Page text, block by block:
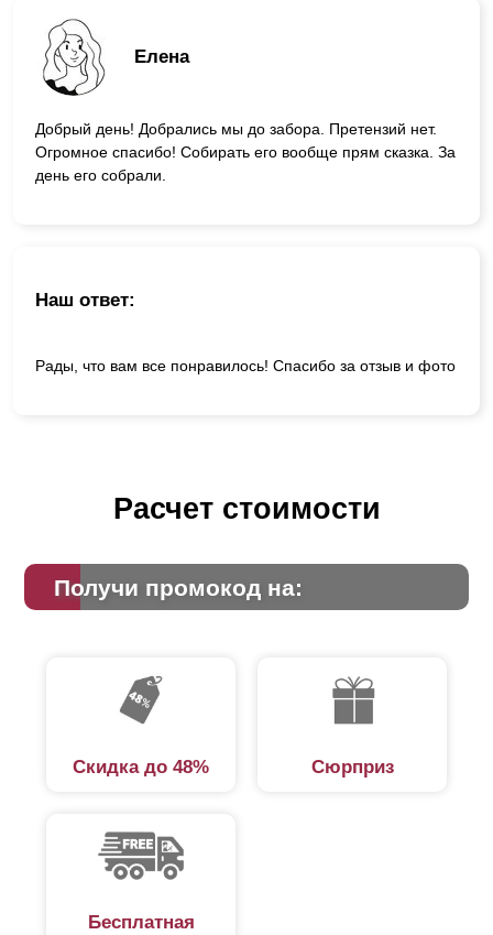
Елена
Добрый день! Добрались мы до забора. Претензий нет.
Огромное спасибо! Собирать его вообще прям сказка. За
день его собрали.
Наш ответ:
Рады, что вам все понравилось! Спасибо за отзыв и фото
Расчет стоимости
Получи промокод на:
Скидка до 48% Сюрприз
Бесплатная